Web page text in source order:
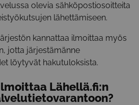
olevia sähköpostiosoitteita
lähettämiseen.
kannattaa ilmoittaa myös
jotta järjestämänne
löytyvät hakutuloksista.
Lähellä.fi:n